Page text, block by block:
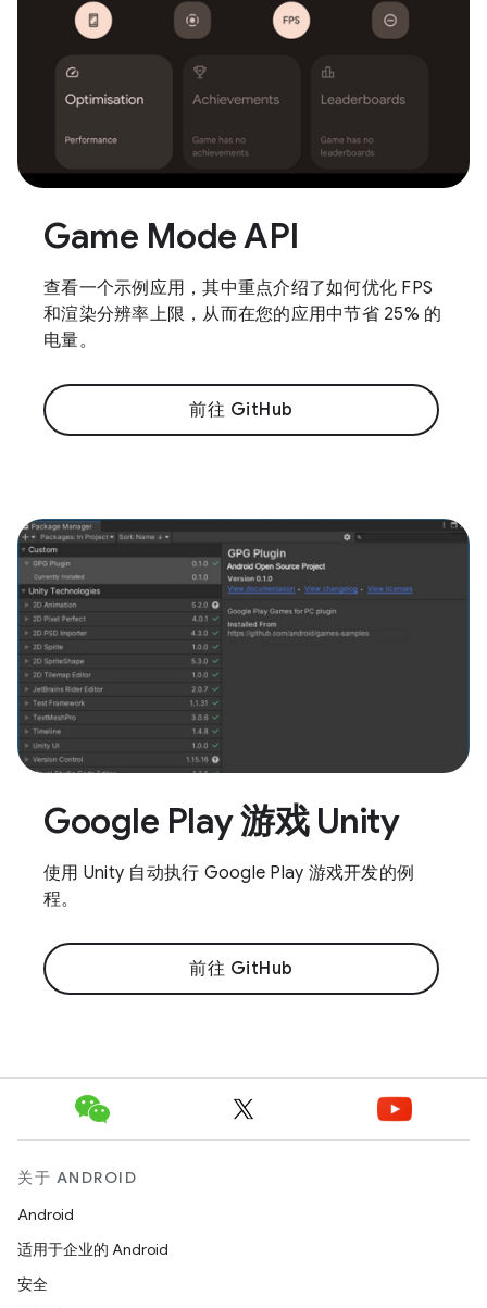
Game Mode API
查看一个示例应用，其中重点介绍了如何优化 FPS
和渲染分辨率上限，从而在您的应用中节省 25% 的
电量。
前往 GitHub
Google Play 游戏 Unity
使用 Unity 自动执行 Google Play 游戏开发的例
程。
前往 GitHub
关于 ANDROID
Android
适用于企业的 Android
安全